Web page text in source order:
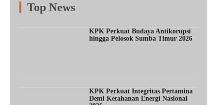
Top News
KPK Perkuat Budaya Antikorupsi
hingga Pelosok Sumba Timur 2026
KPK Perkuat Integritas Pertamina
Demi Ketahanan Energi Nasional